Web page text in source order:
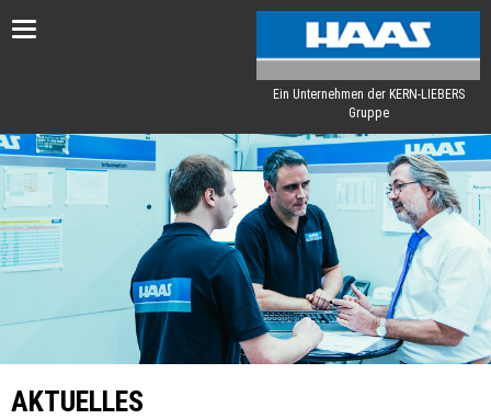
Toggle
Ein Unternehmen der KERN-LIEBERS
Gruppe
AKTUELLES